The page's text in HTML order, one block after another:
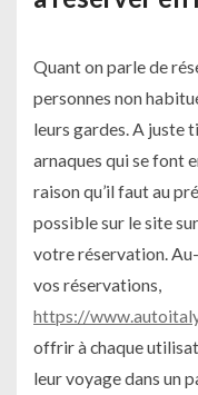
Quant on parle de
personnes non
leurs gardes. A juste
arnaques qui se font
raison qu’il faut au
possible sur le site
votre réservation.
vos réservations,
https://
offrir à chaque
leur voyage dans un